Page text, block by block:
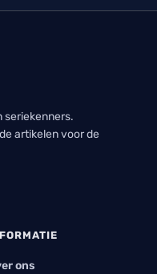
seriekenners.
artikelen voor de
ons